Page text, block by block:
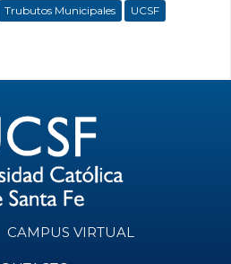
Trubutos Municipales UCSF
CAMPUS VIRTUAL